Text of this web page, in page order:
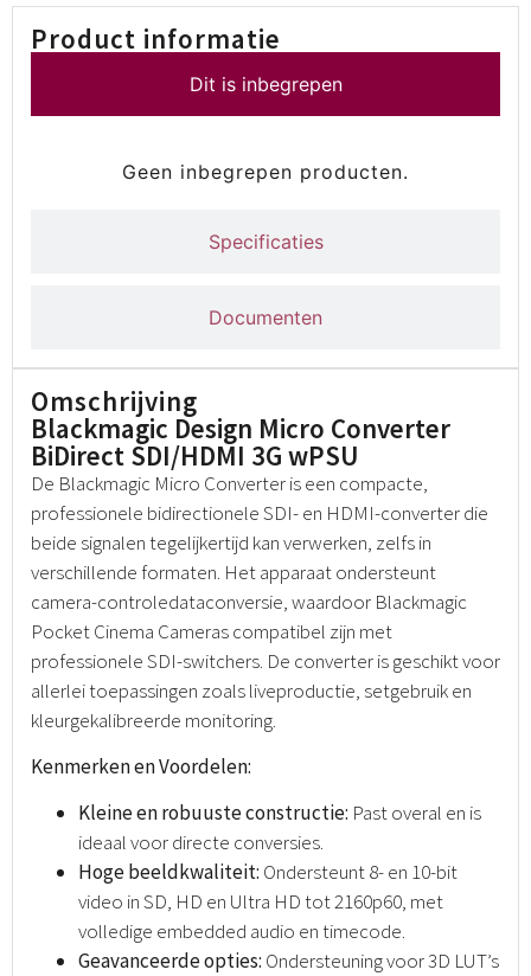
Omschrijving
Blackmagic Design Micro Converter
BiDirect SDI/HDMI 3G wPSU
De Blackmagic Micro Converter is een compacte,
professionele bidirectionele SDI- en HDMI-converter die
beide signalen tegelijkertijd kan verwerken, zelfs in
verschillende formaten. Het apparaat ondersteunt
camera-controledataconversie, waardoor Blackmagic
Pocket Cinema Cameras compatibel zijn met
professionele SDI-switchers. De converter is geschikt voor
allerlei toepassingen zoals liveproductie, setgebruik en
kleurgekalibreerde monitoring.
Kenmerken en Voordelen:
Kleine en robuuste constructie: Past overal en is
ideaal voor directe conversies.
Hoge beeldkwaliteit: Ondersteunt 8- en 10-bit
video in SD, HD en Ultra HD tot 2160p60, met
volledige embedded audio en timecode.
Geavanceerde opties: Ondersteuning voor 3D LUT’s
Product informatie
Dit is inbegrepen
Specificaties
Documenten
Geen inbegrepen producten.